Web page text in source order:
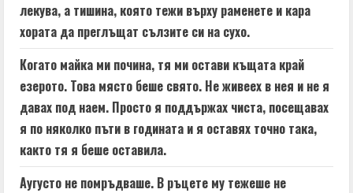
лекува, а тишина, която тежи върху раменете и кара
хората да преглъщат сълзите си на сухо.
Когато майка ми почина, тя ми остави къщата край
езерото. Това място беше свято. Не живеех в нея и не я
давах под наем. Просто я поддържах чиста, посещавах
я по няколко пъти в годината и я оставях точно така,
както тя я беше оставила.
Аугусто не помръдваше. В ръцете му тежеше не